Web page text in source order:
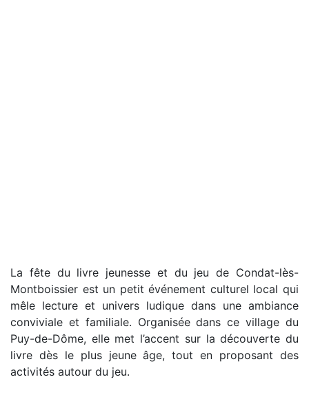
La fête du livre jeunesse et du jeu de Condat-lès-
Montboissier est un petit événement culturel local qui
mêle lecture et univers ludique dans une ambiance
conviviale et familiale. Organisée dans ce village du
Puy-de-Dôme, elle met l’accent sur la découverte du
livre dès le plus jeune âge, tout en proposant des
activités autour du jeu.